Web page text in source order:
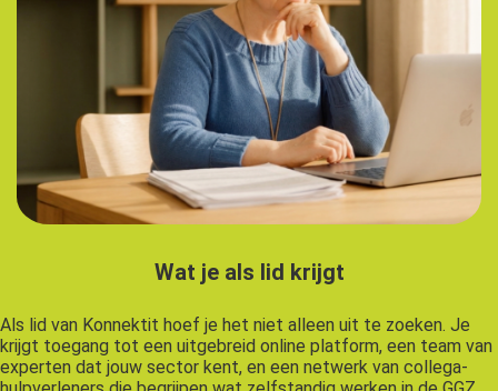
Wat je als lid krijgt
Als lid van Konnektit hoef je het niet alleen uit te zoeken. Je
krijgt toegang tot een uitgebreid online platform, een team van
experten dat jouw sector kent, en een netwerk van collega-